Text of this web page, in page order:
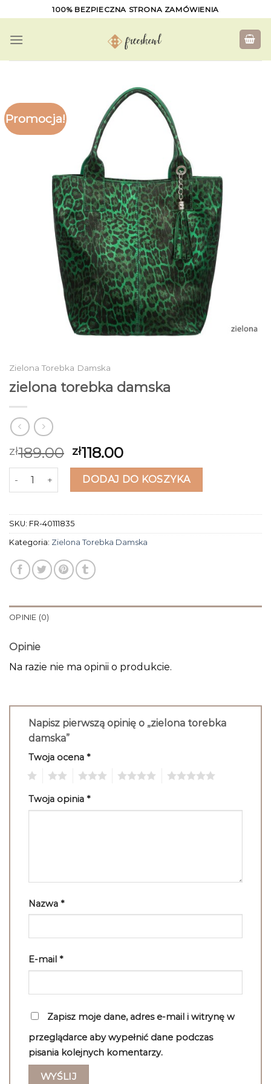
to
content
100% BEZPIECZNA STRONA ZAMÓWIENIA
Promocja!
Zielona Torebka Damska
zielona torebka damska
zł189.00 zł118.00
ilość zielona torebka damskaDODAJ DO KOSZYKA
SKU: FR-40111835
Kategoria: Zielona Torebka Damska
OPINIE (0)
Opinie
Na razie nie ma opinii o produkcie.
Napisz pierwszą opinię o „zielona torebka
damska”
Twoja ocena *
Twoja opinia *
Nazwa *
E-mail *
Zapisz moje dane, adres e-mail i witrynę w
przeglądarce aby wypełnić dane podczas
pisania kolejnych komentarzy.